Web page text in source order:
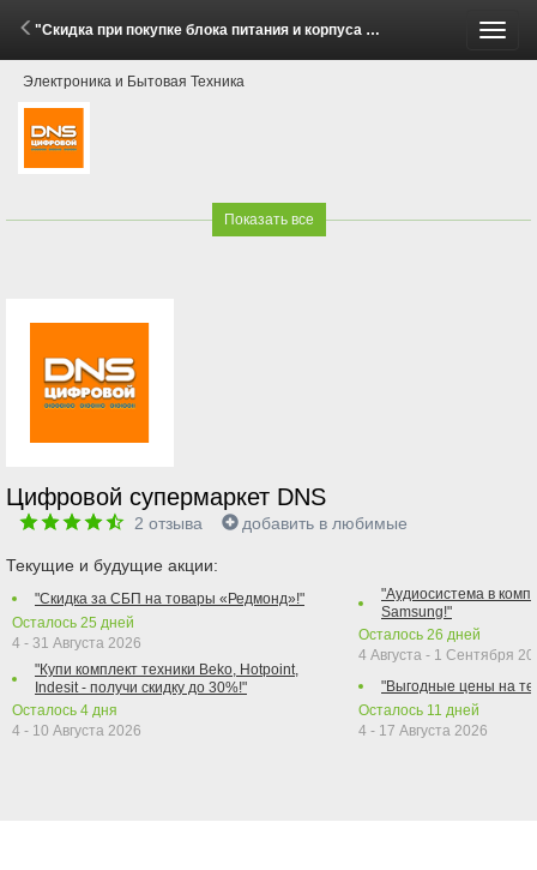
"Скидка при покупке блока питания и корпуса для ПК Deepcool!" (14 Мая - 11 Июня 2026)
Электроника и Бытовая Техника
Показать все
Цифровой супермаркет DNS
2 отзыва добавить в любимые
Текущие и будущие акции:
"Скидка за СБП на товары «Редмонд»!"
Осталось 25 дней
4 - 31 Августа 2026
"Купи комплект техники Beko, Hotpoint,
Indesit - получи скидку до 30%!"
Осталось 4 дня
4 - 10 Августа 2026
"Аудиосистема в
Samsung!"
Осталось 26 дней
4 Августа - 1 Сентября
"Выгодные цены на
Осталось 11 дней
4 - 17 Августа 2026